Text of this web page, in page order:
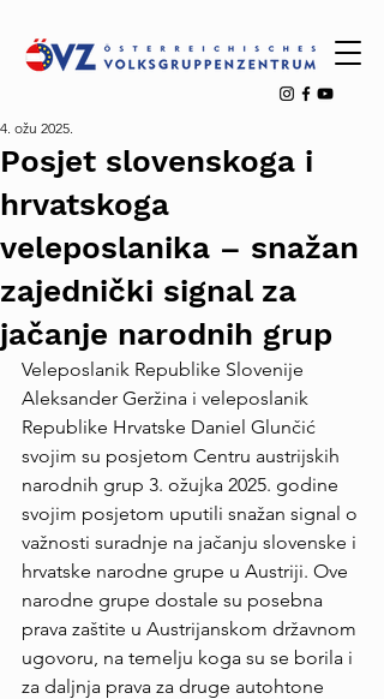
Posjet slovenskoga i
hrvatskoga
veleposlanika – snažan
zajednički signal za
jačanje narodnih grup
4. ožu 2025.
Veleposlanik Republike Slovenije
Aleksander Geržina i veleposlanik
Republike Hrvatske Daniel Glunčić
svojim su posjetom Centru austrijskih
narodnih grup 3. ožujka 2025. godine
svojim posjetom uputili snažan signal o
važnosti suradnje na jačanju slovenske i
hrvatske narodne grupe u Austriji. Ove
narodne grupe dostale su posebna
prava zaštite u Austrijanskom državnom
ugovoru, na temelju koga su se borila i
za daljnja prava za druge autohtone